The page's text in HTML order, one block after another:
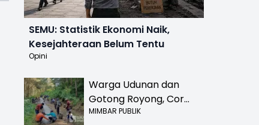
SEMU: Statistik Ekonomi Naik,
Kesejahteraan Belum Tentu
Opini
Warga Udunan dan
Gotong Royong, Cor
Jalan Hancur di
MIMBAR PUBLIK